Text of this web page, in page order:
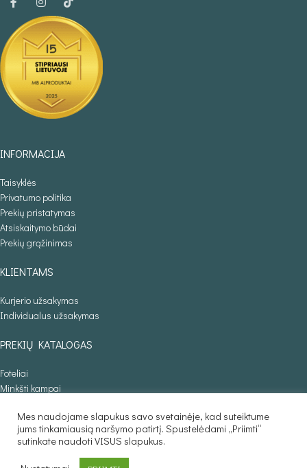
INFORMACIJA
Taisyklės
Privatumo politika
Prekių pristatymas
Atsiskaitymo būdai
Prekių grąžinimas
KLIENTAMS
Kurjerio užsakymas
Individualus užsakymas
PREKIŲ KATALOGAS
Foteliai
Minkšti kampai
Sofos lovos
Stalai
Baldaila.lt © 2025
Mes naudojame slapukus savo svetainėje, kad suteiktume
jums tinkamiausią naršymo patirtį. Spustelėdami „Priimti“
sutinkate naudoti VISUS slapukus.